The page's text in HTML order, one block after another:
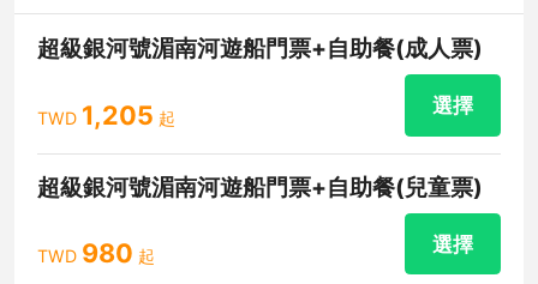
超級銀河號湄南河遊船門票+自助餐(成人票)
TWD 1,205 起
選擇
超級銀河號湄南河遊船門票+自助餐(兒童票)
TWD 980 起
選擇